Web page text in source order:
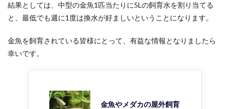
結果としては、中型の金魚1匹当たりに5Lの飼育水を割り当てる
と、最低でも週に1度は換水が好ましいということになります。
金魚を飼育されている皆様にとって、有益な情報となりましたら
幸いです。
金魚やメダカの屋外飼育